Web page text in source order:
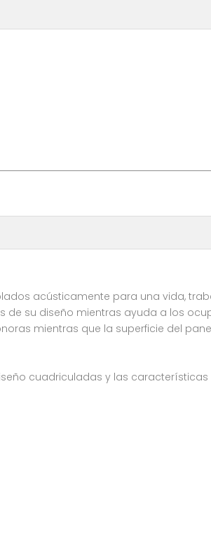
acústicamente para una vida,
de su diseño mientras ayuda a los
mientras que la superficie del
cuadriculadas y las